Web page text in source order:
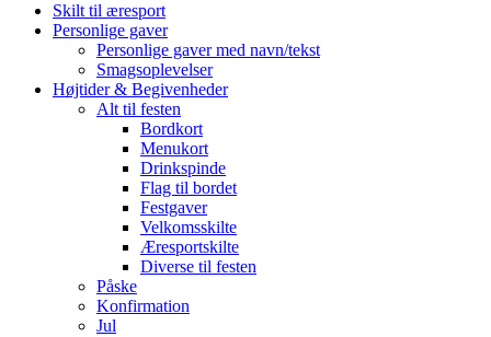
Skilt til æresport
Personlige gaver
Personlige gaver med navn/tekst
Smagsoplevelser
Højtider & Begivenheder
Alt til festen
Bordkort
Menukort
Drinkspinde
Flag til bordet
Festgaver
Velkomsskilte
Æresportskilte
Diverse til festen
Påske
Konfirmation
Jul